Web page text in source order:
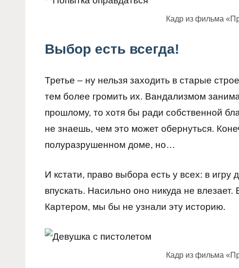
Кадр из фильма
Выбор есть всегда!
Третье – ну нельзя заходить в старые
тем более громить их. Вандализмом
прошлому, то хотя бы ради собственной
не знаешь, чем это может обернуться.
полуразрушенном доме, но…
И кстати, право выбора есть у всех: в
впускать. Насильно оно никуда не
Картером, мы бы не узнали эту историю.
Кадр из фильма